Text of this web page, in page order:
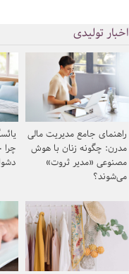
اخبار تولیدی
راهنمای جامع مدیریت مالی
مدرن: چگونه زنان با هوش
مصنوعی «مدیر ثروت»
می‌شوند؟